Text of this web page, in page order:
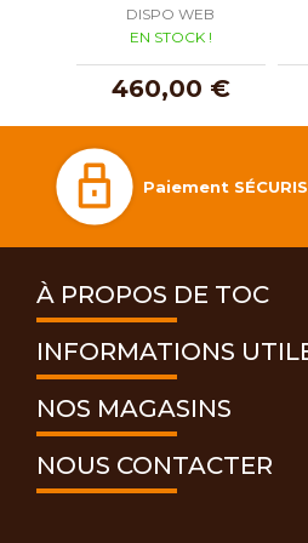
DISPO WEB
EN STOCK !
460,00 €
Paiement
À PROPOS DE TOC
INFORMATIONS
NOS MAGASINS
NOUS CONTACTER